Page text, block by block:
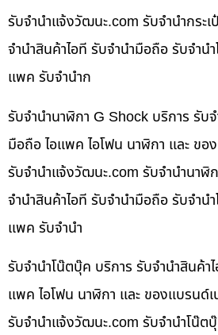
รับจํานําแจ้งวัฒนะ.com รับจำนำกระ
จำนำสินค้าไอที รับจำนำมือถือ รับจำน
แพค รับจำนำก
รับจำนำนาฬิกา G Shock บริการ รับ
มือถือ ไอแพค ไอโฟน นาฬิกา และ ขอ
รับจํานําแจ้งวัฒนะ.com รับจำนำนาฬิ
จำนำสินค้าไอที รับจำนำมือถือ รับจำน
แพค รับจำนำ
รับจำนำโน๊ตบุ๊ค บริการ รับจำนำสินค้า
แพค ไอโฟน นาฬิกา และ ของแบรนด์
รับจํานําแจ้งวัฒนะ.com รับจำนำโน๊ต